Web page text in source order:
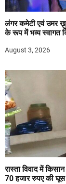
लंगर कमेटी एवं उमर
के रूप में भव्य स्वागत
August 3, 2026
रास्ता विवाद में
70 हजार रुपए की घूस